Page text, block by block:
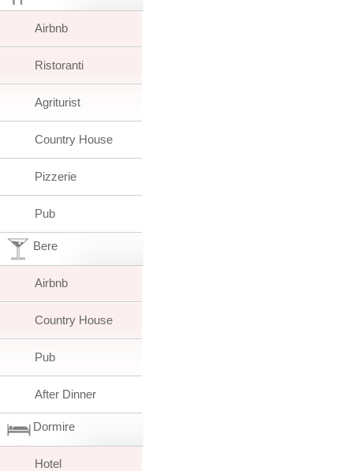
Airbnb
Ristoranti
Agriturist
Country House
Pizzerie
Pub
Bere
Airbnb
Country House
Pub
After Dinner
Dormire
Hotel